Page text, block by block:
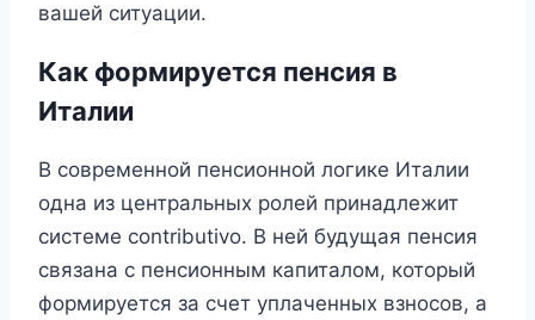
вашей ситуации.
Как формируется пенсия в
Италии
В современной пенсионной логике Италии
одна из центральных ролей принадлежит
системе contributivo. В ней будущая пенсия
связана с пенсионным капиталом, который
формируется за счет уплаченных взносов, а